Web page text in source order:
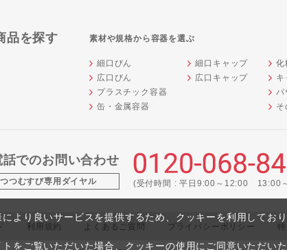
品を探す 素材や規格から容器を選ぶ
細口びん
広口びん
プラスチック容器
缶・金属容器
細口キャップ
広口キャップ
化
キ
パ
そ
話でのお問い合わせ
つつむすび専用ダイヤル (受付時間 : 平日9:00～12:00 13:00
利用規約 よくあるご質問 プライバシーポリシー
より良いサービスを提供するため、クッキーを利用して
をご覧いただいた場合、クッキーの使用にご同意いただい